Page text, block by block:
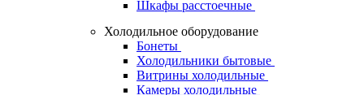
Шкафы расстоечные
Холодильное оборудование
Бонеты
Холодильники бытовые
Витрины холодильные
Камеры холодильные